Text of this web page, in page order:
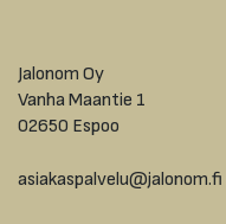
Jalonom Oy
Vanha Maantie 1
02650 Espoo
asiakaspalvelu@jalonom.fi